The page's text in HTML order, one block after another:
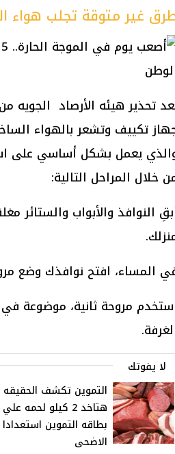
غير متوقة تجلب هواء
تحذير هيئه الأرصاد الجويه
تكييف وتشعر بالهواء
يعمل بشكل أساسي على
خلال المراحل التالية:
النوافذ والأبواب
المساء، افتح نوافذك وضع
مروحة ثانية، موضوعة في
لا يفوتك
التموين تكشف الحقيقه
هتاخد 2 كيلو لحمه علي
بطاقه التموين
الاضحى